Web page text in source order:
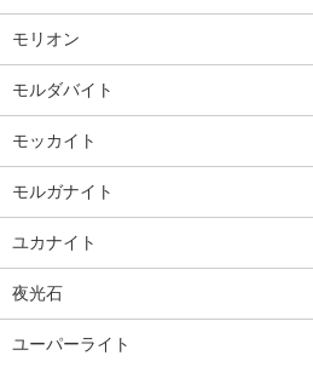
モリオン
モルダバイト
モッカイト
モルガナイト
ユカナイト
夜光石
ユーパーライト